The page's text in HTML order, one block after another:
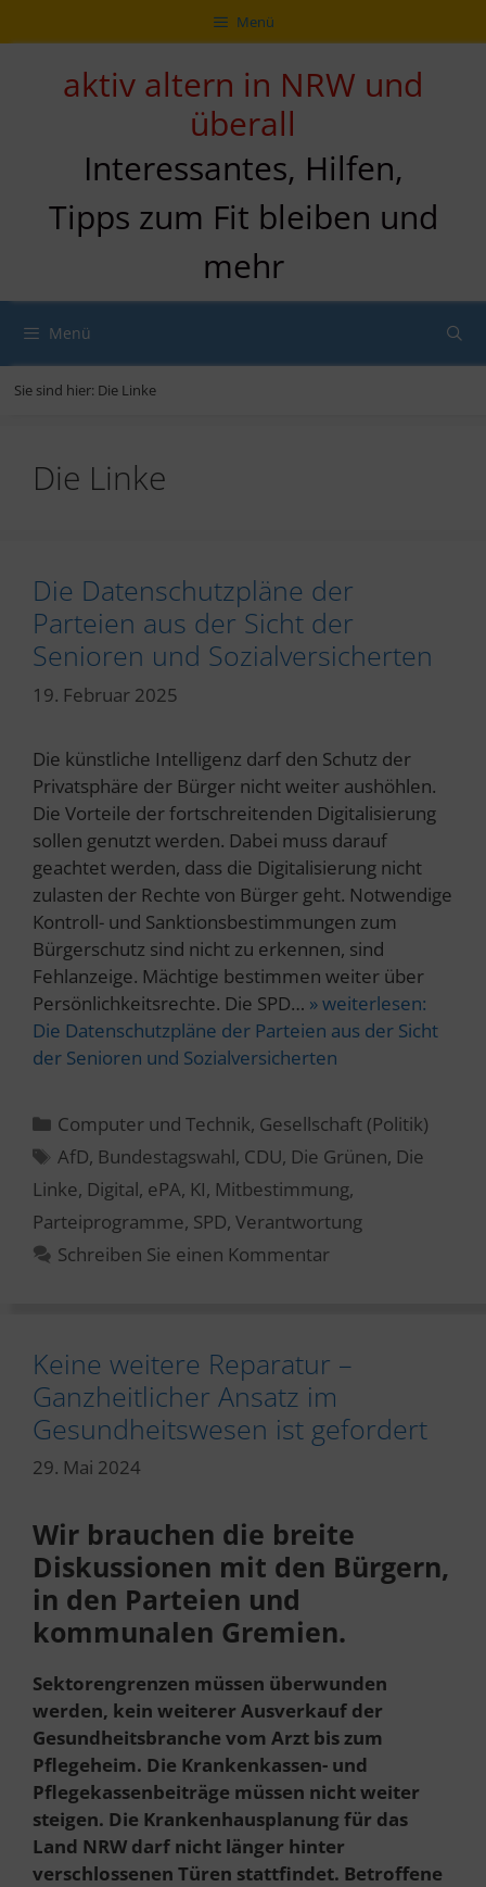
Inhalt
zur
Navigation
Inhalt
Menü
aktiv altern in NRW und
überall
Interessantes, Hilfen,
Tipps zum Fit bleiben und
mehr
Menü
Sie sind hier: Die Linke
Die Linke
Die Datenschutzpläne der
Parteien aus der Sicht der
Senioren und Sozialversicherten
19. Februar 2025
Die künstliche Intelligenz darf den Schutz der
Privatsphäre der Bürger nicht weiter aushöhlen.
Die Vorteile der fortschreitenden Digitalisierung
sollen genutzt werden. Dabei muss darauf
geachtet werden, dass die Digitalisierung nicht
zulasten der Rechte von Bürger geht. Notwendige
Kontroll- und Sanktionsbestimmungen zum
Bürgerschutz sind nicht zu erkennen, sind
Fehlanzeige. Mächtige bestimmen weiter über
Persönlichkeitsrechte. Die SPD… » weiterlesen:
Die Datenschutzpläne der Parteien aus der Sicht
der Senioren und Sozialversicherten
Kategorien
Computer und Technik, Gesellschaft (Politik)
Schlagwörter
AfD, Bundestagswahl, CDU, Die Grünen, Die
Linke, Digital, ePA, KI, Mitbestimmung,
Parteiprogramme, SPD, Verantwortung
Schreiben Sie einen Kommentar
Keine weitere Reparatur –
Ganzheitlicher Ansatz im
Gesundheitswesen ist gefordert
29. Mai 2024
Wir brauchen die breite
Diskussionen mit den Bürgern,
in den Parteien und
kommunalen Gremien.
Sektorengrenzen müssen überwunden
werden, kein weiterer Ausverkauf der
Gesundheitsbranche vom Arzt bis zum
Pflegeheim. Die Krankenkassen- und
Pflegekassenbeiträge müssen nicht weiter
steigen. Die Krankenhausplanung für das
Land NRW darf nicht länger hinter
verschlossenen Türen stattfindet. Betroffene